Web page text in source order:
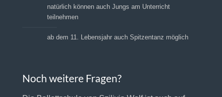
natürlich können auch Jungs am Unterricht
teilnehmen
ab dem 11. Lebensjahr auch Spitzentanz möglich
Noch weitere Fragen?